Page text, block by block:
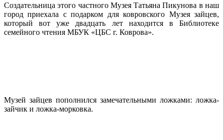
Создательница этого частного Музея Татьяна Пикунова в наш
город приехала с подарком для ковровского Музея зайцев,
который вот уже двадцать лет находится в Библиотеке
семейного чтения МБУК «ЦБС г. Коврова».
Музей зайцев пополнился замечательными ложками: ложка-
зайчик и ложка-морковка.